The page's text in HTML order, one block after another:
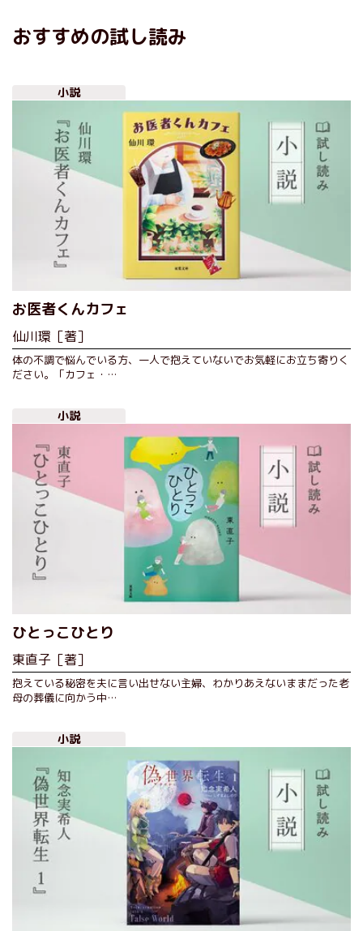
おすすめの試し読み
小説
お医者くんカフェ
仙川環［著］
体の不調で悩んでいる方、一人で抱えていないでお気軽にお立ち寄りく
ださい。「カフェ・…
小説
ひとっこひとり
東直子［著］
抱えている秘密を夫に言い出せない主婦、わかりあえないままだった老
母の葬儀に向かう中…
小説